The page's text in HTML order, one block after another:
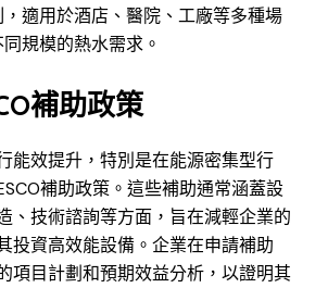
適用於酒店、醫院、工廠等多種場
規模的熱水需求。
補助政策
能效提升，特別是在能源密集型行
補助政策。這些補助通常涵蓋設
、技術諮詢等方面，旨在減輕企業的
投資高效能設備。企業在申請補助
項目計劃和預期效益分析，以證明其